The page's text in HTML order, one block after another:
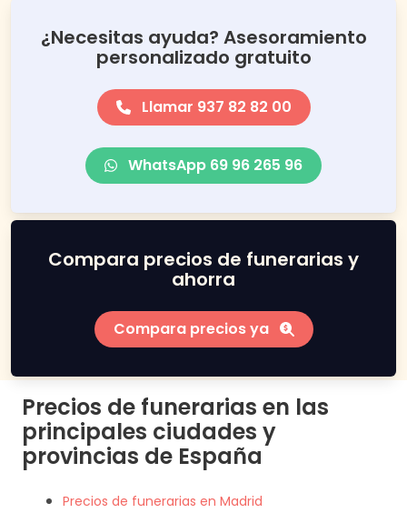
¿Necesitas ayuda? Asesoramiento
personalizado gratuito
Llamar 937 82 82 00
WhatsApp 69 96 265 96
Compara precios de funerarias y
ahorra
Compara precios ya
Precios de funerarias en las
principales ciudades y
provincias de España
Precios de funerarias en Madrid